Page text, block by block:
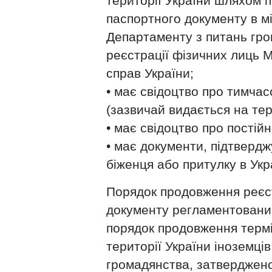
паспортного документу в
Департаменту з питань
реєстрації фізичних лиць
справ України;
• має свідоцтво про
(зазвичай видається на
• має свідоцтво про
• має документи,
біженця або притулку в
Порядок продовження
документу
порядок продовження
території України
громадянства,